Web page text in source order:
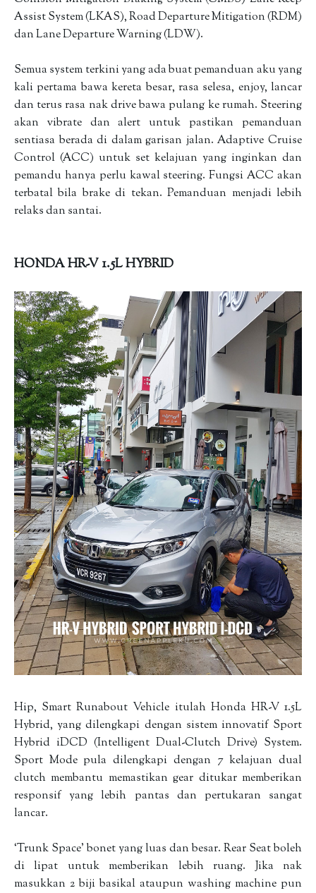
Assist System (LKAS), Road Departure Mitigation (RDM)
dan Lane Departure Warning (LDW).
Semua system terkini yang ada buat pemanduan aku yang
kali pertama bawa kereta besar, rasa selesa, enjoy, lancar
dan terus rasa nak drive bawa pulang ke rumah. Steering
akan vibrate dan alert untuk pastikan pemanduan
sentiasa berada di dalam garisan jalan. Adaptive Cruise
Control (ACC) untuk set kelajuan yang inginkan dan
pemandu hanya perlu kawal steering. Fungsi ACC akan
terbatal bila brake di tekan. Pemanduan menjadi lebih
relaks dan santai.
HONDA HR-V 1.5L HYBRID
Hip, Smart Runabout Vehicle itulah Honda HR-V 1.5L
Hybrid, yang dilengkapi dengan sistem innovatif Sport
Hybrid iDCD (Intelligent Dual-Clutch Drive) System.
Sport Mode pula dilengkapi dengan 7 kelajuan dual
clutch membantu memastikan gear ditukar memberikan
responsif yang lebih pantas dan pertukaran sangat
lancar.
‘Trunk Space’ bonet yang luas dan besar. Rear Seat boleh
di lipat untuk memberikan lebih ruang. Jika nak
masukkan 2 biji basikal ataupun washing machine pun